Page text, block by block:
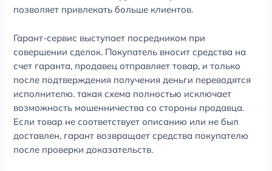
позволяет привлекать больше клиентов.
Гарант-сервис выступает посредником при
совершении сделок. Покупатель вносит средства на
счет гаранта, продавец отправляет товар, и только
после подтверждения получения деньги переводятся
исполнителю. такая схема полностью исключает
возможность мошенничества со стороны продавца.
Если товар не соответствует описанию или не был
доставлен, гарант возвращает средства покупателю
после проверки доказательств.